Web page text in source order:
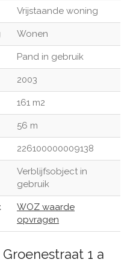
Vrijstaande woning
Wonen
Pand in gebruik
2003
161 m2
56 m
226100000009138
Verblijfsobject in
gebruik
WOZ waarde
opvragen
1 a